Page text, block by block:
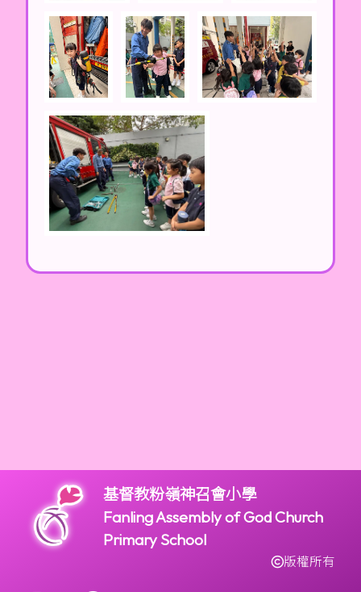
基督教粉嶺神召會小學
Fanling Assembly of God Church
Primary School
版權所有